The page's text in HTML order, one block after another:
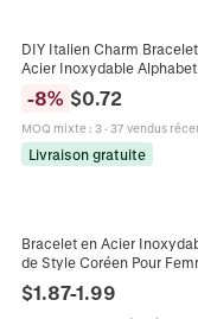
DIY Italien Charm
Acier Inoxydable Alphabet
Argent Strass Incrusté
Fabrication Pièces
-8% $0.72
MOQ mixte: 3· 37 vendus
Livraison gratuite
Bracelet en Acier
de Style Coréen Pour
Charme Géométrique
$1.87-1.99